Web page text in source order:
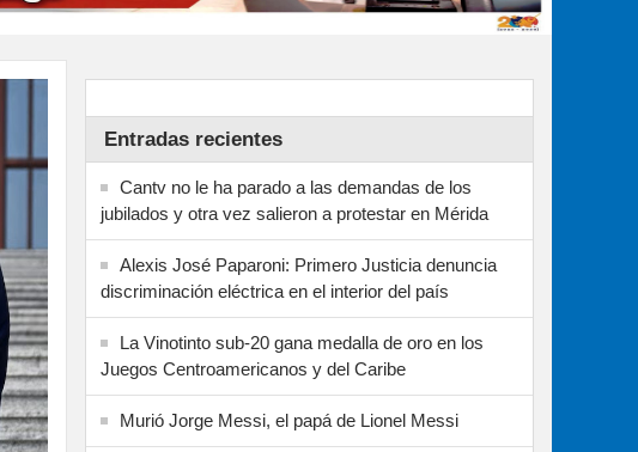
Entradas recientes
Cantv no le ha parado a las demandas de los
jubilados y otra vez salieron a protestar en Mérida
Alexis José Paparoni: Primero Justicia denuncia
discriminación eléctrica en el interior del país
La Vinotinto sub-20 gana medalla de oro en los
Juegos Centroamericanos y del Caribe
Murió Jorge Messi, el papá de Lionel Messi